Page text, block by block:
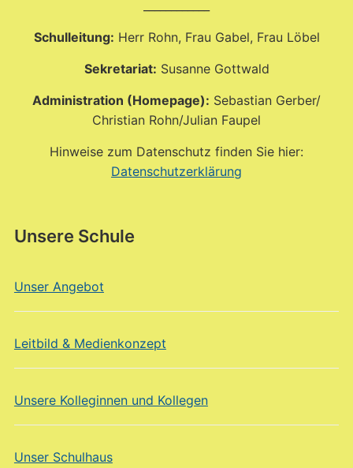
Unsere Schule
Unser Angebot
Leitbild & Medienkonzept
Unsere Kolleginnen und Kollegen
Unser Schulhaus
Schulleitung: Herr Rohn, Frau Gabel, Frau Löbel
Sekretariat: Susanne Gottwald
Administration (Homepage): Sebastian Gerber/
Christian Rohn/Julian Faupel
Hinweise zum Datenschutz finden Sie hier:
Datenschutzerklärung